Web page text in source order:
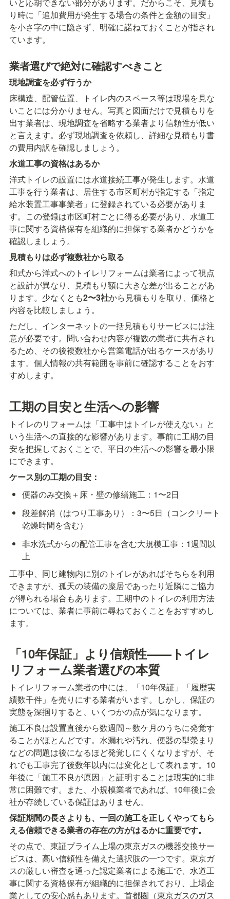
いと応胡できない部分があります。だからこそ、見積も
り時に「追加費用が発生する場合の条件と金額の目安」
を小さ字の中に隐さず、明確に諾ねておくことが指され
ています。
業者選びで絶対に確認すべきこと
現地調査を必ず行うか
床構造、配管位置、トイレ内のスペース等は現場を見な
いことには分かりません。写真と図面だけで見積もりを
出す業者は、現地調査を省略する業者より信頼性が低い
と言えます。必ず現地調査を依頼し、詳細な見積もり書
の費用内訳を確認しましょう。
水道工事の資格はあるか
洋式トイレの設置には水道接続工事が発生します。水道
工事を行う業者は、居住する市区町村が指定する「指定
給水装置工事事業者」に登録されている必要がありま
す。この登録は市区町村ごとに得る必要があり、水道工
事に関する資格保有を組織的に担保する業者かどうかを
確認しましょう。
見積もりは必ず複数社から取る
和式から洋式へのトイレリフォームは業者によって視点
と設計が異なり、見積もり額に大きな差が出ることがあ
ります。少なくとも2〜3社から見積もりを取り、価格と
内容を比較しましょう。
ただし、インターネットの一括見積もりサービスには注
意が必要です。問い合わせ内容が複数の業者に共有され
るため、その後複数社から営業電話が出るケースがあり
ます。個人情報の共有範囲を事前に確認することをおす
すめします。
工期の目安と生活への影響
トイレのリフォームは「工事中はトイレが使えない」と
いう生活への直接的な影響があります。事前に工期の目
安を把握しておくことで、平日の生活への影響を最小限
にできます。
ケース別の工期の目安：
便器のみ交換＋床・壁の修繕施工：1〜2日
段差解消（はつり工事あり）：3〜5日（コンクリート
乾燥時間を含む）
非水洗式からの配管工事を含む大規模工事：1週間以
上
工事中、同じ建物内に別のトイレがあればそちらを利用
できますが、孤天の装備の庺居であったり近隣にご協力
が得られる場合もあります。工期中のトイレの利用方法
については、業者に事前に尋ねておくことをおすすめし
ます。
「10年保証」より信頼性——トイレ
リフォーム業者選びの本質
トイレリフォーム業者の中には、「10年保証」「履歴実
績数千件」を売りにする業者がいます。しかし、保証の
実態を深掴りすると、いくつかの点が気になります。
施工不良は設置直後から数週間～数ケ月のうちに発覚す
ることがほとんどです。水漏れや汚れ、便器の型滎まり
などの問題は後になるほど発覚しにくくなりますが、そ
れでも工事完了後数年以内には変化として表れます。10
年後に「施工不良が原因」と証明することは現実的に非
常に困難です。また、小規模業者であれば、10年後に会
社が存続している保証はありません。
保証期間の長さよりも、一回の施工を正しくやってもら
える信頼できる業者の存在の方がはるかに重要です。
その点で、東証プライム上場の東京ガスの機器交換サー
ビスは、高い信頼性を備えた選択肢の一つです。東京ガ
スの厳しい審査を通った認定業者による施工で、水道工
事に関する資格保有が組織的に担保されており、上場企
業としての安心感もあります。首都圏（東京ガスのガス